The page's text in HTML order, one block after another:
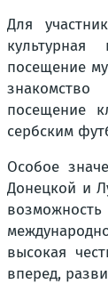
Для
посещение
посещение
сербским
Особое
Донецкой и
высокая
вперед,